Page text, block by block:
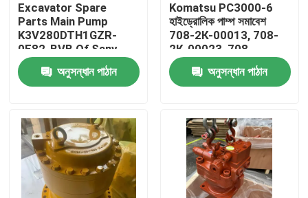
পণ্য
ভিডিও
Excavator Spare
Parts Main Pump
K3V280DTH1GZR-
0E82-BVB Of Sany
SY750 জলবাহী পাম্প
SY750H জলবাহী অংশ
অনুসন্ধান পাঠান
Komatsu PC3000-6
হাইড্রোলিক পাম্প সমাবেশ
708-2К-00013, 708-
2К-00023, 708-
2К-00033 খননকারীর খুচরা
যন্ত্রাংশ প্রধান পাম্প প্লঞ্জার
পাম্প
অনুসন্ধান পাঠান